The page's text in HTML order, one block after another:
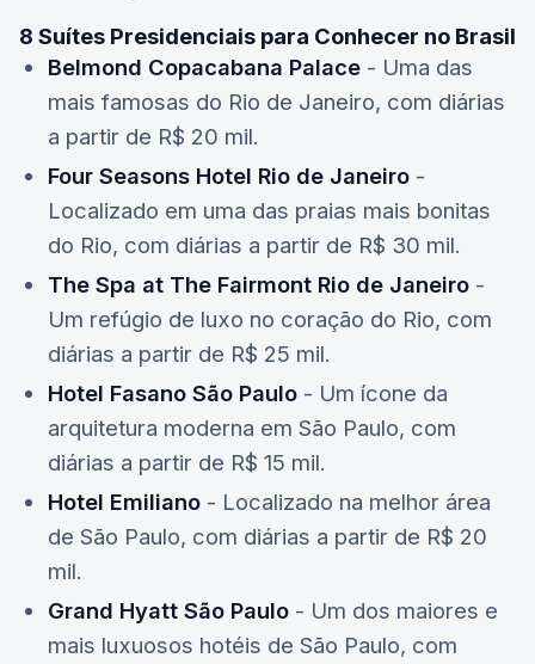
8 Suítes Presidenciais para Conhecer no Brasil
Belmond Copacabana Palace - Uma das
mais famosas do Rio de Janeiro, com diárias
a partir de R$ 20 mil.
Four Seasons Hotel Rio de Janeiro -
Localizado em uma das praias mais bonitas
do Rio, com diárias a partir de R$ 30 mil.
The Spa at The Fairmont Rio de Janeiro -
Um refúgio de luxo no coração do Rio, com
diárias a partir de R$ 25 mil.
Hotel Fasano São Paulo - Um ícone da
arquitetura moderna em São Paulo, com
diárias a partir de R$ 15 mil.
Hotel Emiliano - Localizado na melhor área
de São Paulo, com diárias a partir de R$ 20
mil.
Grand Hyatt São Paulo - Um dos maiores e
mais luxuosos hotéis de São Paulo, com